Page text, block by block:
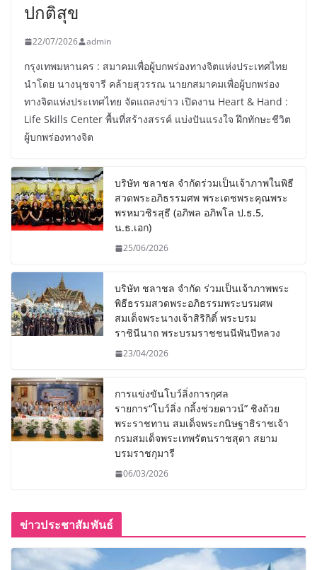
ปกติสุข
22/07/2026 admin
กรุงเทพมหานคร : สมาคมเพื่อผู้บกพร่องทางจิตแห่งประเทศไทย
นำโดย นางนุชจารี คล้ายสุวรรณ นายกสมาคมเพื่อผู้บกพร่อง
ทางจิตแห่งประเทศไทย จัดแถลงข่าว เปิดงาน Heart & Hand :
Life Skills Center พื้นที่สร้างสรรค์ แบ่งปันแรงใจ ฝึกทักษะชีวิต
ผู้บกพร่องทางจิต
บริษัท ชลาชล จำกัดร่วมเป็นเจ้าภาพในพิธี
สวดพระอภิธรรมศพ พระเดชพระคุณพระ
พรหมวชิรสุธี (อภิพล อภิพโล ป.ธ.5,
น.ธ.เอก)
25/06/2026
บริษัท ชลาชล จำกัด ร่วมเป็นเจ้าภาพพระ
พิธีธรรมสวดพระอภิธรรมพระบรมศพ
สมเด็จพระนางเจ้าสิริกิติ์ พระบรม
ราชินีนาถ พระบรมราชชนนีพันปีหลวง
23/04/2026
การแข่งขันโบว์ลิ่งการกุศล
รายการ“โบว์ลิ่ง กลิ้งช่วยดาวน์” ชิงถ้วย
พระราชทาน สมเด็จพระกนิษฐาธิราชเจ้า
กรมสมเด็จพระเทพรัตนราชสุดา สยาม
บรมราชกุมารี
06/03/2026
ข่าวประชาสัมพันธ์